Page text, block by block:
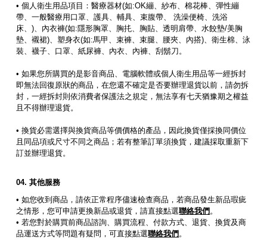
• 個人衛生用品項目：醫療器材(如:OK繃、紗布、棉花棒、彈性繃
帶、一般醫療用口罩、護具、輔具、束腹帶、 洗澡便椅、洗浴
床、)、內衣褲(如:隱形胸罩、胸扥、胸貼、透明肩帶、水餃墊/美胸
墊、襯裙)、塑身衣(如:馬甲、束褲、束腿、腰夾、內搭)、衛生棉、泳
裝、襪子、口罩、紙尿褲、內衣、內褲、刮鬍刀。
• 如果您所購買的是影音商品、電腦軟體或個人衛生用品等一經拆封
即無法回復原狀的商品，在您還不確定是否要辦理退貨以前，請勿拆
封，一經拆封則依消費者保護法之規定，無法享有七天猶豫期之權益
且不得辦理退貨。
• 換貨必需選擇與換貨商品等價價格的產品，因此換貨僅採換同價位
且同品項或尺寸不同之商品；若有整筆訂單須換貨，建議採取重新下
訂並辦理退貨。
其他服務
• 如您收到商品，請依正常程序儘速檢查商品，若商品發生新品瑕疵
之情形，您可申請更換新品或退貨，請直接點選聯絡我們。
• 若您對於購買前商品諮詢、購買流程、付款方式、退貨、換貨及商
品運送方式等問題有疑問，可直接點選聯絡我們。